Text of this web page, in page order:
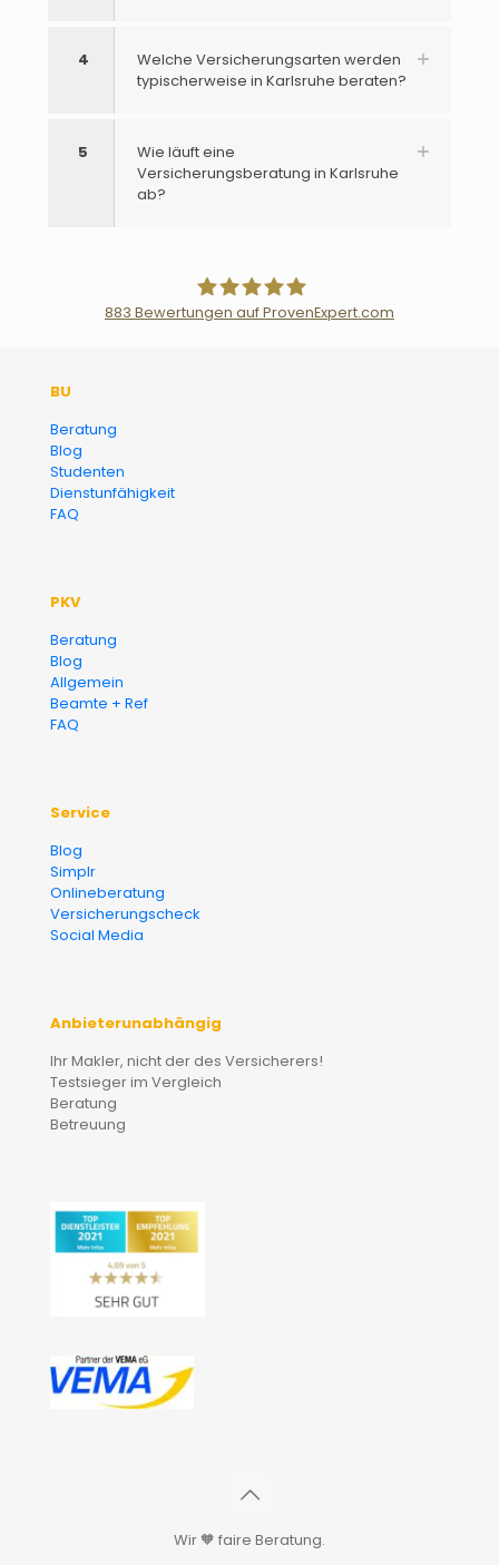
4
Welche Versicherungsarten werden
typischerweise in Karlsruhe beraten?
5
Wie läuft eine
Versicherungsberatung in Karlsruhe
ab?
883 Bewertungen auf ProvenExpert.com
BU
Beratung
Blog
Studenten
Dienstunfähigkeit
FAQ
PKV
Beratung
Blog
Allgemein
Beamte + Ref
FAQ
Service
Blog
Simplr
Onlineberatung
Versicherungscheck
Social Media
Anbieterunabhängig
Ihr Makler, nicht der des Versicherers!
Testsieger im Vergleich
Beratung
Betreuung
Wir 🧡 faire Beratung.